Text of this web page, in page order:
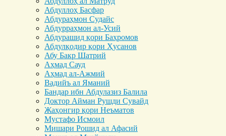
Абдуллоҳ Басфар
Абдураҳмон Судайс
Абдурраҳмон ал-Усий
Абдурашид қори Баҳромов
Абдулқодир қори Ҳусанов
Абу Бакр Шатрий
Аҳмад Сауд
Аҳмад ал-Ажмий
Вадийъ ал Яманий
Бандар ибн Абдулазиз Балила
Доктор Айман Рушди Сувайд
Жаҳонгир қори Неъматов
Мустафо Исмоил
Мишари Рошид ал Афасий